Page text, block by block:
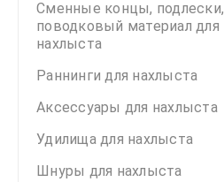
Сменные концы, подлески,
поводковый материал для
нахлыста
Раннинги для нахлыста
Аксессуары для нахлыста
Удилища для нахлыста
Шнуры для нахлыста